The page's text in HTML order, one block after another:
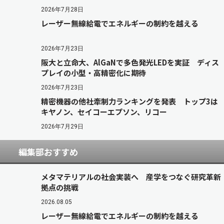
2026年7月28日
レーザー無線給電でエネルギーの制約を越える
2026年7月23日
阪大と立命大、AlGaNで多色発光LEDを実証 ディス
プレイの小型・高精密化に期待
2026年7月23日
精密機器の他社牽制力ランキングを発表 トップ3は
キヤノン、セイコーエプソン、リコー
2026年7月29日
編集部おすすめ
メタマテリアルの社会実装へ 産学をつなぐ研究革新
拠点の挑戦
2026.08.05
レーザー無線給電でエネルギーの制約を越える